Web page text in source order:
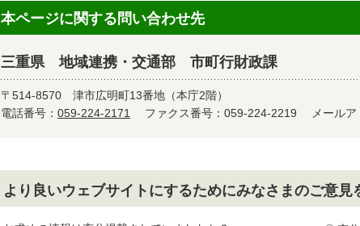
本ページに関する問い合わせ先
三重県 地域連携・交通部 市町行財政課
〒514-8570 津市広明町13番地（本庁2階）
電話番号： 059-224-2171 ファクス番号：059-224-2219 メールア
より良いウェブサイトにするためにみなさまのご意見